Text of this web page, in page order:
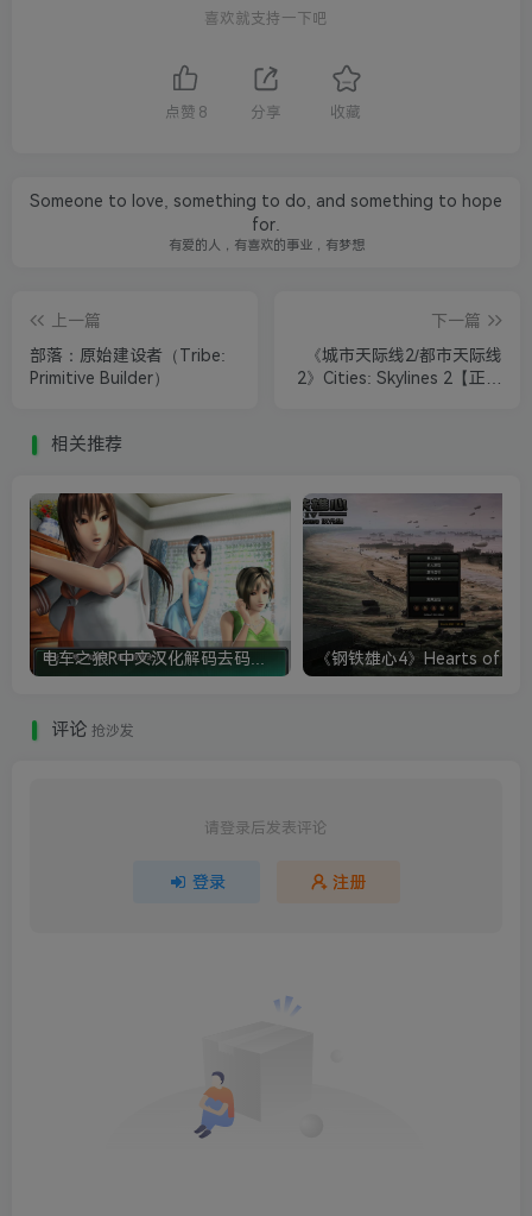
喜欢就支持一下吧
点赞 8 分享 收藏
Someone to love, something to do, and something to hope
for.
有爱的人，有喜欢的事业，有梦想
上一篇
部落：原始建设者‎（Tribe:
Primitive Builder）
下一篇
《城市天际线2/都市天际线
2》Cities: Skylines 2【正版
相关推荐
评论 抢沙发
请登录后发表评论
登录 注册